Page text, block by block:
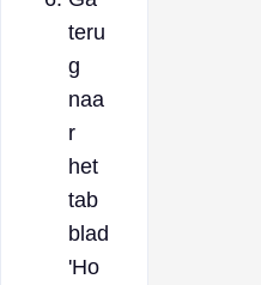
teru
g
naa
r
het
tab
blad
'Ho